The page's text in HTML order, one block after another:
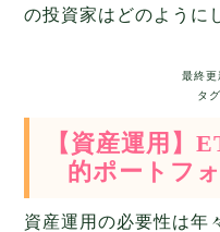
の投資家はどのように
最終更
タグ
【資産運用】
的ポートフ
資産運用の必要性は年